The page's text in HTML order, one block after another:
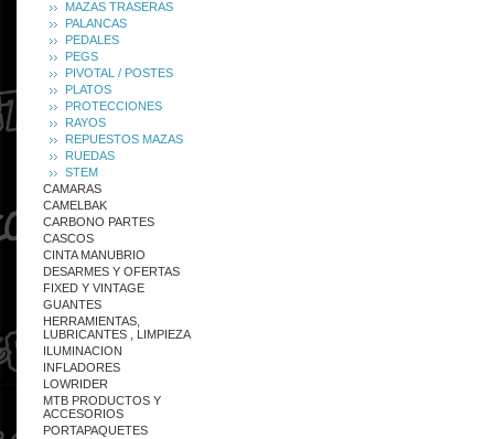
MAZAS TRASERAS
PALANCAS
PEDALES
PEGS
PIVOTAL / POSTES
PLATOS
PROTECCIONES
RAYOS
REPUESTOS MAZAS
RUEDAS
STEM
CAMARAS
CAMELBAK
CARBONO PARTES
CASCOS
CINTA MANUBRIO
DESARMES Y OFERTAS
FIXED Y VINTAGE
GUANTES
HERRAMIENTAS,
LUBRICANTES , LIMPIEZA
ILUMINACION
INFLADORES
LOWRIDER
MTB PRODUCTOS Y
ACCESORIOS
PORTAPAQUETES